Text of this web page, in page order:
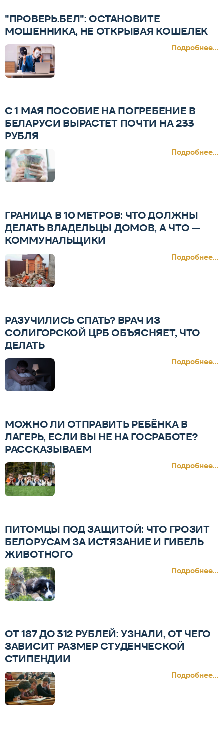
"ПРОВЕРЬ.БЕЛ": ОСТАНОВИТЕ
МОШЕННИКА, НЕ ОТКРЫВАЯ КОШЕЛЕК
Подробнее...
С 1 МАЯ ПОСОБИЕ НА ПОГРЕБЕНИЕ В
БЕЛАРУСИ ВЫРАСТЕТ ПОЧТИ НА 233
РУБЛЯ
Подробнее...
ГРАНИЦА В 10 МЕТРОВ: ЧТО ДОЛЖНЫ
ДЕЛАТЬ ВЛАДЕЛЬЦЫ ДОМОВ, А ЧТО —
КОММУНАЛЬЩИКИ
Подробнее...
РАЗУЧИЛИСЬ СПАТЬ? ВРАЧ ИЗ
СОЛИГОРСКОЙ ЦРБ ОБЪЯСНЯЕТ, ЧТО
ДЕЛАТЬ
Подробнее...
МОЖНО ЛИ ОТПРАВИТЬ РЕБЁНКА В
ЛАГЕРЬ, ЕСЛИ ВЫ НЕ НА ГОСРАБОТЕ?
РАССКАЗЫВАЕМ
Подробнее...
ПИТОМЦЫ ПОД ЗАЩИТОЙ: ЧТО ГРОЗИТ
БЕЛОРУСАМ ЗА ИСТЯЗАНИЕ И ГИБЕЛЬ
ЖИВОТНОГО
Подробнее...
ОТ 187 ДО 312 РУБЛЕЙ: УЗНАЛИ, ОТ ЧЕГО
ЗАВИСИТ РАЗМЕР СТУДЕНЧЕСКОЙ
СТИПЕНДИИ
Подробнее...